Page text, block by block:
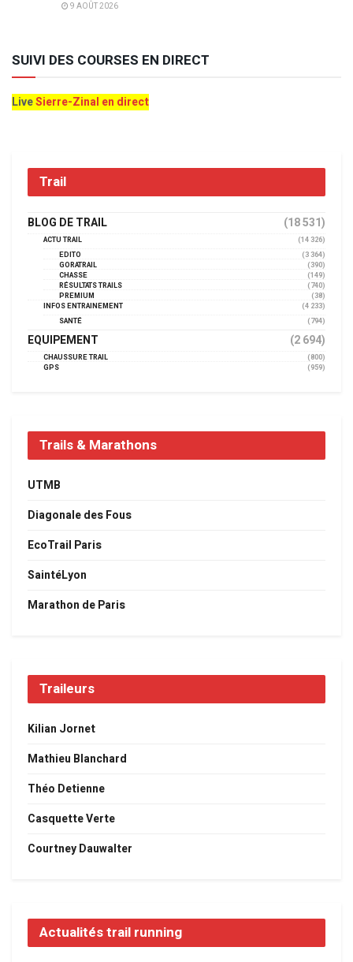
9 AOÛT 2026
SUIVI DES COURSES EN DIRECT
LiveSierre-Zinal en direct
Trail
BLOG DE TRAIL (18 531)
ACTU TRAIL
(14 326)
EDITO
(3 364)
GORATRAIL
(390)
CHASSE
(149)
RÉSULTATS TRAILS
(740)
PREMIUM
(38)
INFOS ENTRAINEMENT
(4 233)
SANTÉ
(794)
EQUIPEMENT (2 694)
CHAUSSURE TRAIL
(800)
GPS
(959)
Trails & Marathons
UTMB
Diagonale des Fous
EcoTrail Paris
SaintéLyon
Marathon de Paris
Traileurs
Kilian Jornet
Mathieu Blanchard
Théo Detienne
Casquette Verte
Courtney Dauwalter
Actualités trail running